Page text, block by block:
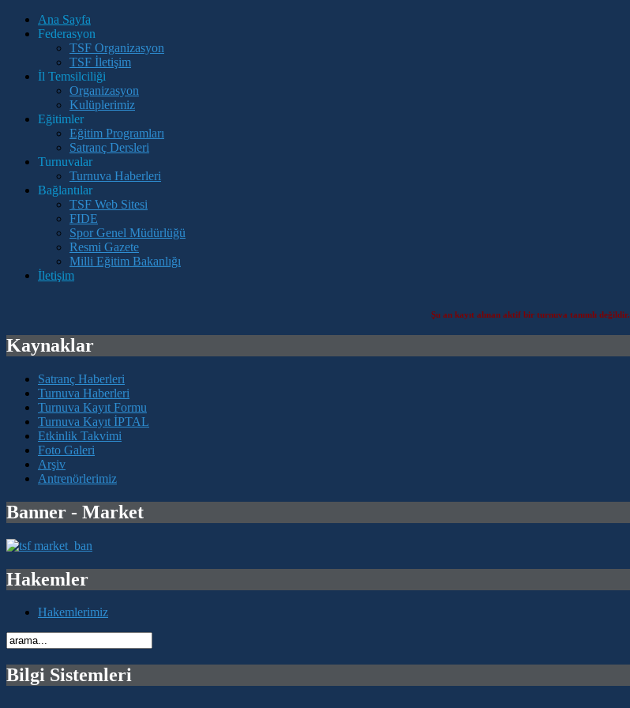
Ana Sayfa
Federasyon
TSF Organizasyon
TSF İletişim
İl Temsilciliği
Organizasyon
Kulüplerimiz
Eğitimler
Eğitim Programları
Satranç Dersleri
Turnuvalar
Turnuva Haberleri
Bağlantılar
TSF Web Sitesi
FIDE
Spor Genel Müdürlüğü
Resmi Gazete
Milli Eğitim Bakanlığı
İletişim
Şu an kayıt alınan aktif bir turnuva tanımlı değildir.
Kaynaklar
Satranç Haberleri
Turnuva Haberleri
Turnuva Kayıt Formu
Turnuva Kayıt İPTAL
Etkinlik Takvimi
Foto Galeri
Arşiv
Antrenörlerimiz
Banner - Market
Hakemler
Hakemlerimiz
Bilgi Sistemleri